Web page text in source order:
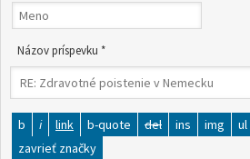
Názov príspevku *